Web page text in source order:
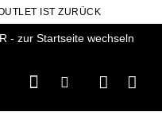
IST ZURÜCK